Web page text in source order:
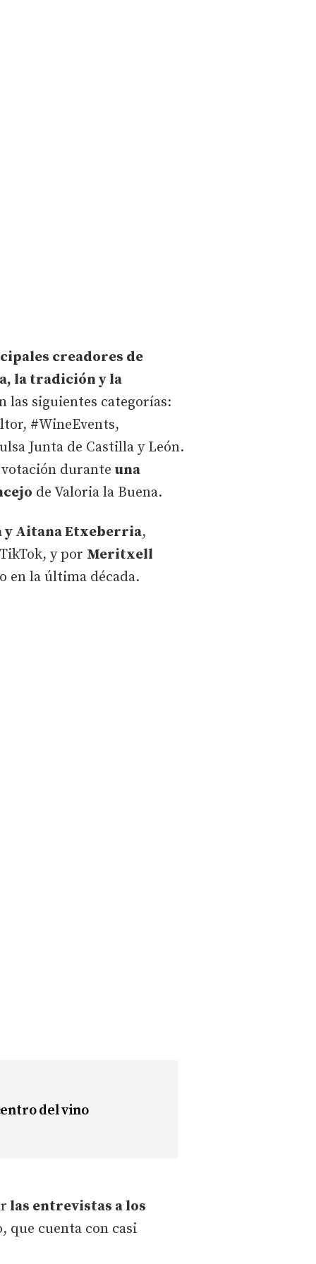
creadores de
la tradición y la
las siguientes categorías:
#WineEvents,
Junta de Castilla y León.
durante una
de Valoria la Buena.
y Aitana Etxeberria,
y por Meritxell
en la última década.
del vino
las entrevistas a los
que cuenta con casi